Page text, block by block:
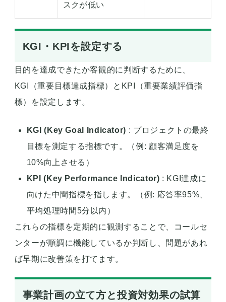
スクが低い
KGI・KPIを設定する
目的を達成できたか客観的に判断するために、
KGI（重要目標達成指標）とKPI（重要業績評価指
標）を設定します。
KGI (Key Goal Indicator) : プロジェクトの最終
目標を測定する指標です。（例: 顧客満足度を
10%向上させる）
KPI (Key Performance Indicator) : KGI達成に
向けた中間指標を指します。（例: 応答率95%、
平均処理時間5分以内）
これらの指標を定期的に観測することで、コールセ
ンターが順調に機能しているか判断し、問題があれ
ば早期に改善策を打てます。
事業計画の立て方と投資対効果の試算